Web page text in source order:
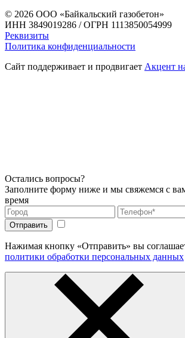
© 2026 ООО «Байкальский газобетон»
ИНН 3849019286 / ОГРН 1113850054999
Реквизиты
Политика конфиденциальности
Сайт поддерживает и продвигает Акцент
Остались вопросы?
Заполните форму ниже и мы свяжемся с
время
Нажимая кнопку «Отправить» вы
политики обработки персональных данных